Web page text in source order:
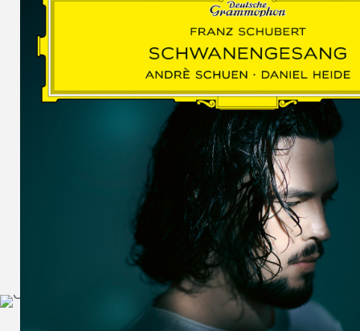
WOLF
MARTIN
SCHUMANN,
LIEDERKREIS
OP. 24
SECHS
MONOLOGE
AUS
JEDERMANN